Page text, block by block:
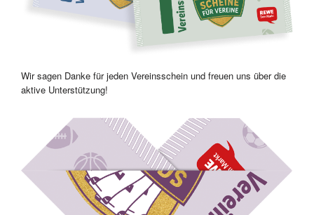
Wir sagen Danke für jeden Vereinsschein und freuen uns über die
aktive Unterstützung!